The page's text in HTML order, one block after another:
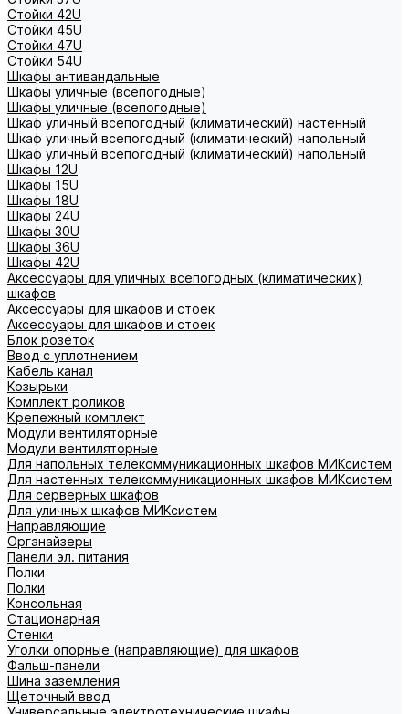
Стойки 42U
Стойки 45U
Стойки 47U
Стойки 54U
Шкафы антивандальные
Шкафы уличные (всепогодные)
Шкафы уличные (всепогодные)
Шкаф уличный всепогодный (климатический) настенный
Шкаф уличный всепогодный (климатический) напольный
Шкаф уличный всепогодный (климатический) напольный
Шкафы 12U
Шкафы 15U
Шкафы 18U
Шкафы 24U
Шкафы 30U
Шкафы 36U
Шкафы 42U
Аксессуары для уличных всепогодных (климатических)
шкафов
Аксессуары для шкафов и стоек
Аксессуары для шкафов и стоек
Блок розеток
Ввод с уплотнением
Кабель канал
Козырьки
Комплект роликов
Крепежный комплект
Модули вентиляторные
Модули вентиляторные
Для напольных телекоммуникационных шкафов МИКсистем
Для настенных телекоммуникационных шкафов МИКсистем
Для серверных шкафов
Для уличных шкафов МИКсистем
Направляющие
Органайзеры
Панели эл. питания
Полки
Полки
Консольная
Стационарная
Стенки
Уголки опорные (направляющие) для шкафов
Фальш-панели
Шина заземления
Щеточный ввод